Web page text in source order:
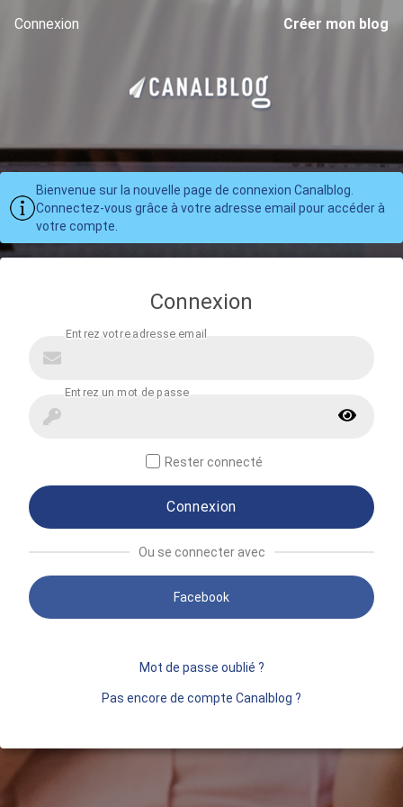
Connexion Créer mon blog
Bienvenue sur la nouvelle page de connexion Canalblog.
Connectez-vous grâce à votre adresse email pour accéder à
votre compte.
Connexion
Rester connecté
Connexion
Ou se connecter avec
Facebook
Mot de passe oublié ?
Pas encore de compte Canalblog ?